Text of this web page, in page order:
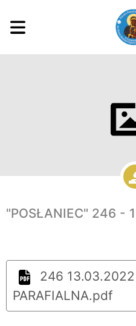
"POSŁANIEC" 246 -
246 13.03.2022
PARAFIALNA.pdf